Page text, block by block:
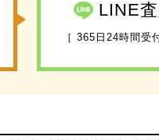
LINE
［ 365日24時間受